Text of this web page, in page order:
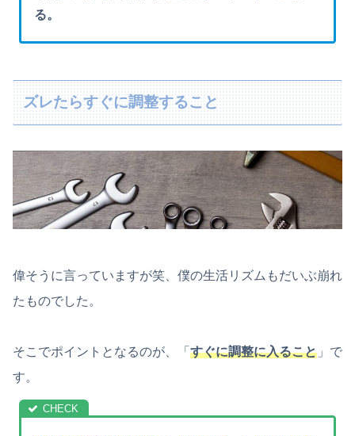
る。
ズレたらすぐに調整すること
偉そうに言っていますが笑、僕の生活リズムもだいぶ崩れ
たものでした。
そこでポイントとなるのが、「 すぐに調整に入ること 」で
す。